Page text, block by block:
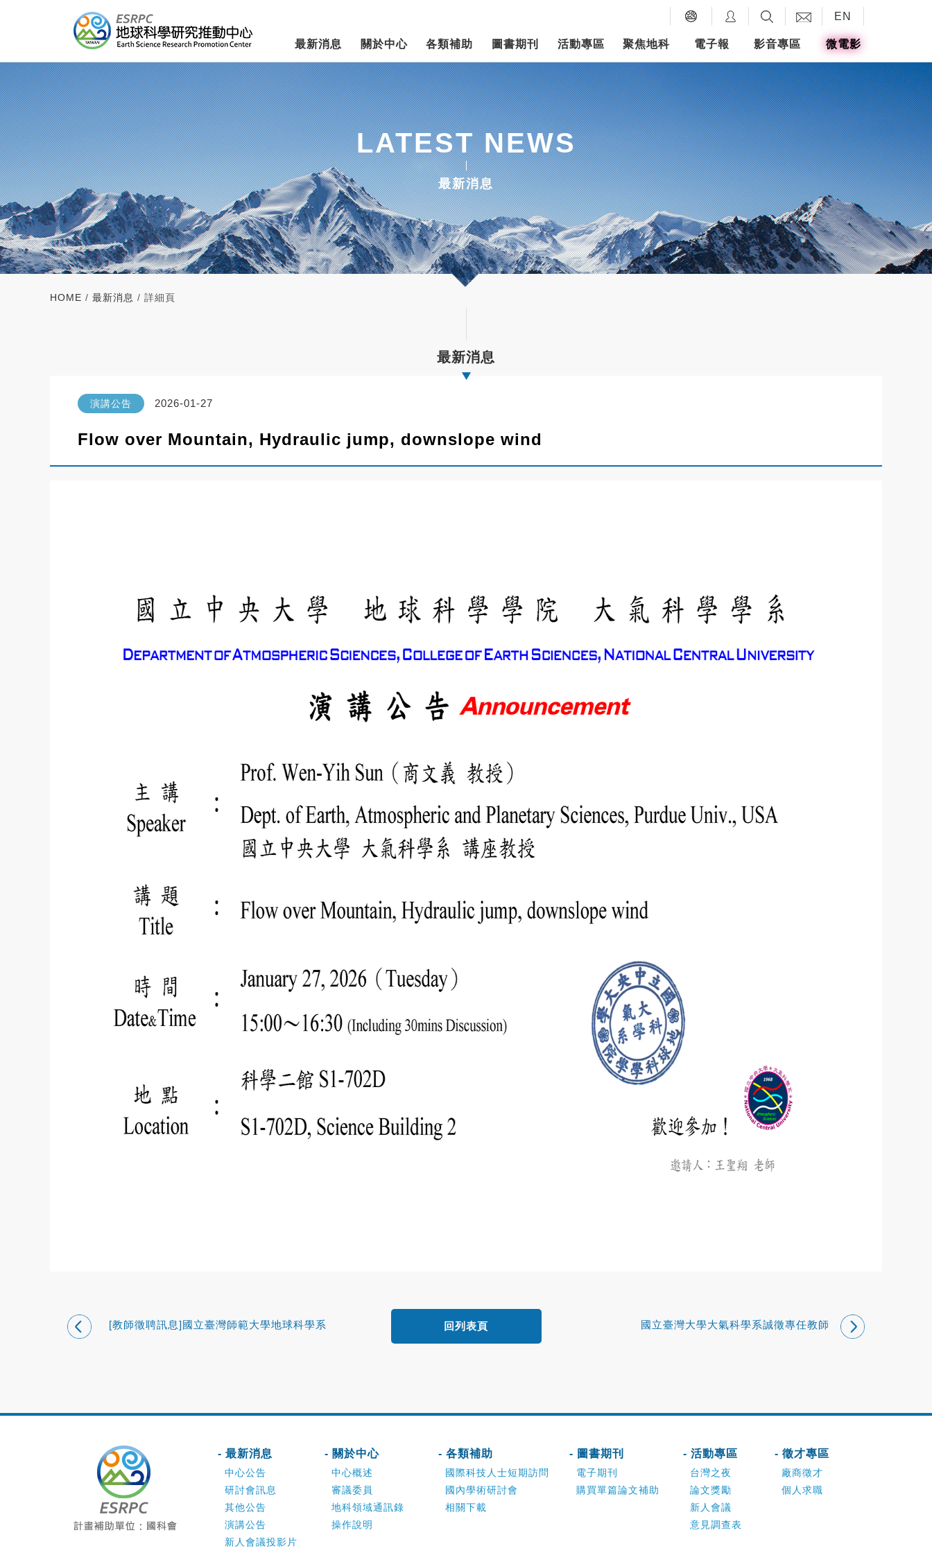
EN
最新消息 關於中心 各類補助 圖書期刊 活動專區 聚焦地科 電子報 影音專區 微電影
LATEST NEWS
最新消息
HOME / 最新消息 / 詳細頁
最新消息
演講公告 2026-01-27
Flow over Mountain, Hydraulic jump, downslope wind
[教師徵聘訊息]國立臺灣師範大學地球科學系
國立臺灣大學大氣科學系誠徵專任教師
回列表頁
- 最新消息
中心公告
研討會訊息
其他公告
演講公告
新人會議投影片
- 關於中心
中心概述
審議委員
地科領域通訊錄
操作說明
- 各類補助
國際科技人士短期訪問
國內學術研討會
相關下載
- 圖書期刊
電子期刊
購買單篇論文補助
- 活動專區
台灣之夜
論文獎勵
新人會議
意見調查表
- 徵才專區
廠商徵才
個人求職